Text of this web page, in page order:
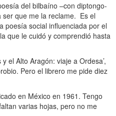
del bilbaíno –con diptongo-
ser que me la reclame. Es el
poesía social influenciada por el
que le cuidó y comprendió hasta
el Alto Aragón: viaje a Ordesa’,
Pero el librero me pide diez
en México en 1961. Tengo
varias hojas, pero no me